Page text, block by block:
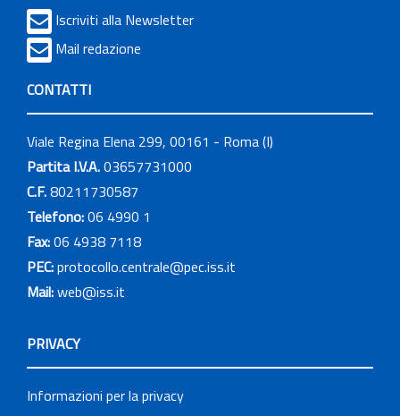
Iscriviti alla Newsletter
Mail redazione
CONTATTI
Viale Regina Elena 299, 00161 - Roma (I)
Partita I.V.A.03657731000
C.F.80211730587
Telefono:06 4990 1
Fax:06 4938 7118
PEC:protocollo.centrale@pec.iss.it
Mail:web@iss.it
PRIVACY
Informazioni per la privacy